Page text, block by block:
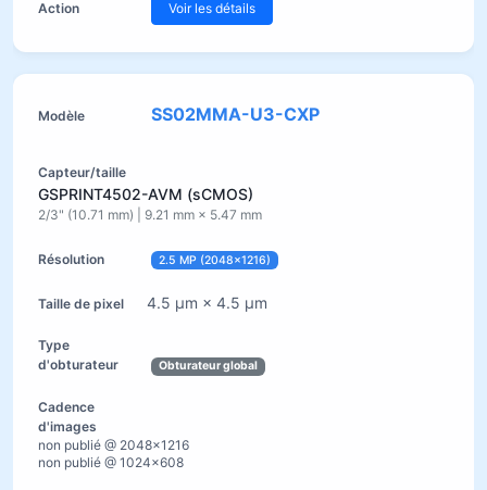
Voir les détails
SS02MMA-U3-CXP
GSPRINT4502-AVM (sCMOS)
2/3" (10.71 mm) | 9.21 mm × 5.47 mm
2.5 MP (2048×1216)
4.5 µm × 4.5 µm
Obturateur global
non publié @ 2048×1216
non publié @ 1024×608